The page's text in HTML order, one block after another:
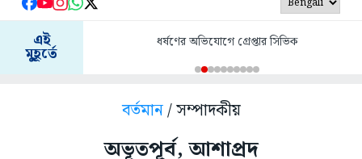
এই
মুহূর্তে
ধর্ষণের অভিযোগে গ্রেপ্তার সিভিক
বর্তমান/ সম্পাদকীয়
অভূতপূর্ব, আশাপ্রদ